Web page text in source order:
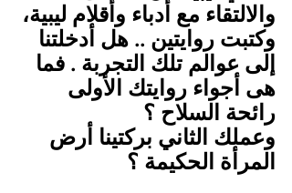
والالتقاء مع أدباء وأقلام ليبية،
وكتبت روايتين .. هل أدخلتنا
إلى عوالم تلك التجربة . فما
هى أجواء روايتك الأولى
رائحة السلاح ؟
المرأة الحكيمة ؟